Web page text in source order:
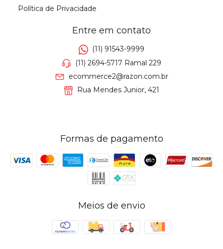
Política de Privacidade
Entre em contato
(11) 91543-9999
(11) 2694-5717 Ramal 229
ecommerce2@razon.com.br
Rua Mendes Junior, 421
Formas de pagamento
Meios de envio